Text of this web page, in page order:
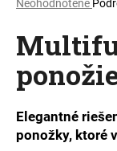
5
hviezdičiek.
Neohodnotené
Elegantné
ponožky, ktoré
j
s
ť
?